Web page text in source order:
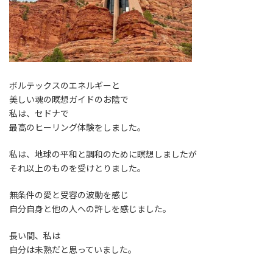
ボルテックスのエネルギーと
美しい魂の瞑想ガイドのお陰で
私は、セドナで
最高のヒーリング体験をしました。
私は、地球の平和と調和のために瞑想しましたが
それ以上のものを受けとりました。
無条件の愛と受容の波動を感じ
自分自身と他の人への許しを感じました。
長い間、私は
自分は未熟だと思っていました。